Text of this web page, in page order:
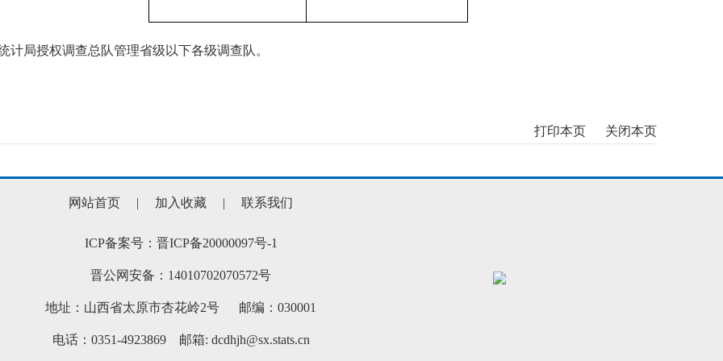
局授权调查总队管理省级以下各级调查队。
打印本页 关闭本页
网站首页 | 加入收藏 | 联系我们
ICP备案号：晋ICP备20000097号-1
晋公网安备：14010702070572号
地址：山西省太原市杏花岭2号 邮编：030001
电话：0351-4923869 邮箱: dcdhjh@sx.stats.cn